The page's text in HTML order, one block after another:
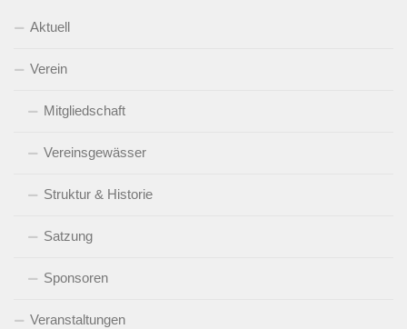
Aktuell
Verein
Mitgliedschaft
Vereinsgewässer
Struktur & Historie
Satzung
Sponsoren
Veranstaltungen